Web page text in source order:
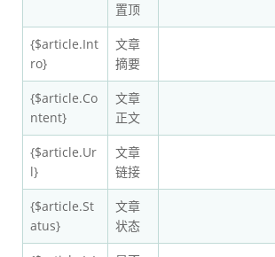
置顶
{$article.Int
ro}
文章
摘要
{$article.Co
ntent}
文章
正文
{$article.Ur
l}
文章
链接
{$article.St
atus}
文章
状态